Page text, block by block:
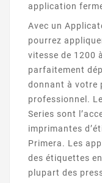
application
Avec un
pourrez
vitesse de 1200
parfaitement
donnant à votre
professionnel.
Series sont
imprimantes
Primera. Les
des étiquettes
plupart des